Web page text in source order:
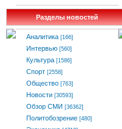
Разделы новостей
Аналитика [166]
Интервью [560]
Культура [1586]
Спорт [2558]
Общество [763]
Новости [30593]
Обзор СМИ [36362]
Политобозрение [480]